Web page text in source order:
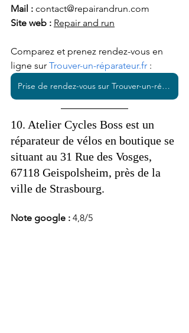
Mail : contact@repairandrun.com
Site web : Repair and run
Comparez et prenez rendez-vous en
ligne sur Trouver-un-réparateur.fr :
Prise de rendez-vous sur Trouver-un-réparateur.fr
10. Atelier Cycles Boss est un
réparateur de vélos en boutique se
situant au 31 Rue des Vosges,
67118 Geispolsheim, près de la
ville de Strasbourg.
Note google : 4,8/5